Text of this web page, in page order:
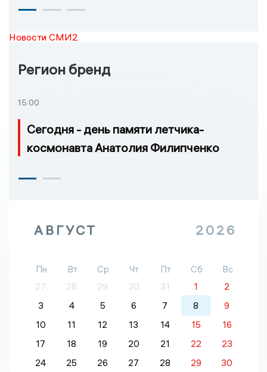
Новости СМИ2
Регион бренд
15:00
Сегодня - день памяти летчика-
космонавта Анатолия Филипченко
АВГУСТ 2026
Пн Вт Ср Чт Пт Сб
Вс
27
28 29 30 31 1
2
3
4 5 6 7 8
9
10
11 12 13 14 15
16
17
18 19 20 21 22
23
24
25 26 27 28 29
30